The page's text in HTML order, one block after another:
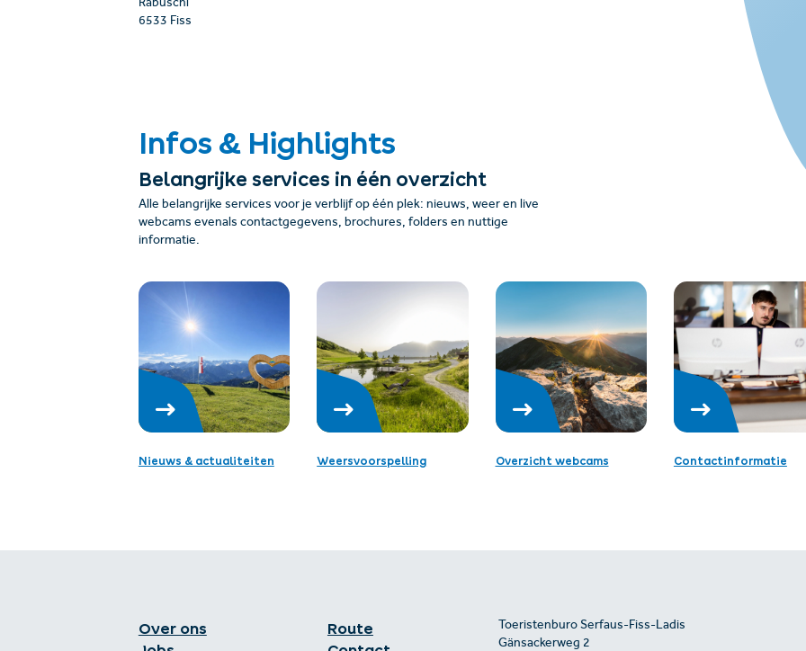
Rabuschl
6533 Fiss
Infos & Highlights
Belangrijke services in één overzicht
Alle belangrijke services voor je verblijf op één plek: nieuws, weer en live
webcams evenals contactgegevens, brochures, folders en nuttige
informatie.
Nieuws & actualiteiten Weersvoorspelling Overzicht webcams Contactinformatie
Over ons
Route
Toeristenburo Serfaus-Fiss-Ladis
Gänsackerweg 2